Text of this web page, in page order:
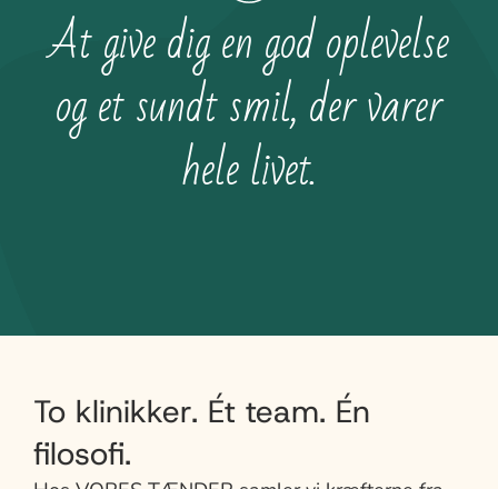
At give dig en god oplevelse
og et sundt smil, der varer
hele livet.
To klinikker. Ét team. Én
filosofi.